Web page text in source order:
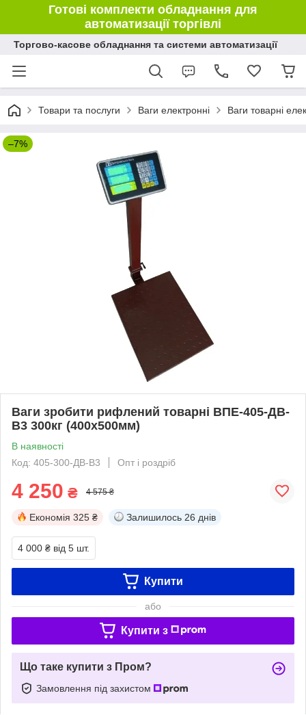
Готові комплекти обладнання для
автоматизації торгівлі
Торгово-касове обладнання та системи автоматизації
Товари та послуги Ваги електронні Ваги товарні
–7%
Ваги зробити рифлений товарні ВПЕ-405-ДВ-
В3 300кг (400х500мм)
В наявності
Код: 405-300-ДВ-В3
Опт і роздріб
4 250 ₴ 4 575 ₴
Економія 325 ₴ Залишилось 26 днів
4 000 ₴ від 5 шт.
Купити
або
Купити з
Що таке купити з Пром?
Замовлення під захистом